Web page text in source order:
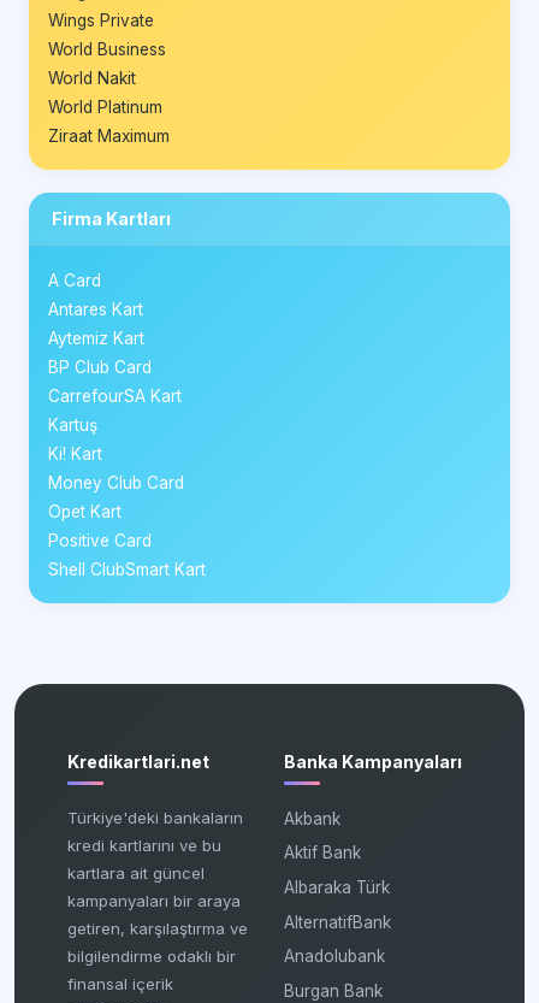
Wings Private
World Business
World Nakit
World Platinum
Ziraat Maximum
Firma Kartları
A Card
Antares Kart
Aytemiz Kart
BP Club Card
CarrefourSA Kart
Kartuş
Ki! Kart
Money Club Card
Opet Kart
Positive Card
Shell ClubSmart Kart
Kredikartlari.net
Türkiye'deki bankaların
kredi kartlarını ve bu
kartlara ait güncel
kampanyaları bir araya
getiren, karşılaştırma ve
bilgilendirme odaklı bir
finansal içerik
Banka Kampanyaları
Akbank
Aktif Bank
Albaraka Türk
AlternatifBank
Anadolubank
Burgan Bank